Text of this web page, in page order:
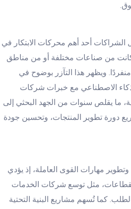
الشراكات أحد أهم محركات الابتكار في
كانت من صناعات مختلفة أو من مناطق
ويظهر هذا التآزر بوضوح في
الاصطناعي مع خبرات شركات
ما يقلص سنوات من الجهد البحثي إلى
دورة تطوير المنتجات، وتحسين جودة
مهارات القوى العاملة، إذ يؤدي
مثل توسع شركات الخدمات
كما تُسهم مشاريع البنية التحتية